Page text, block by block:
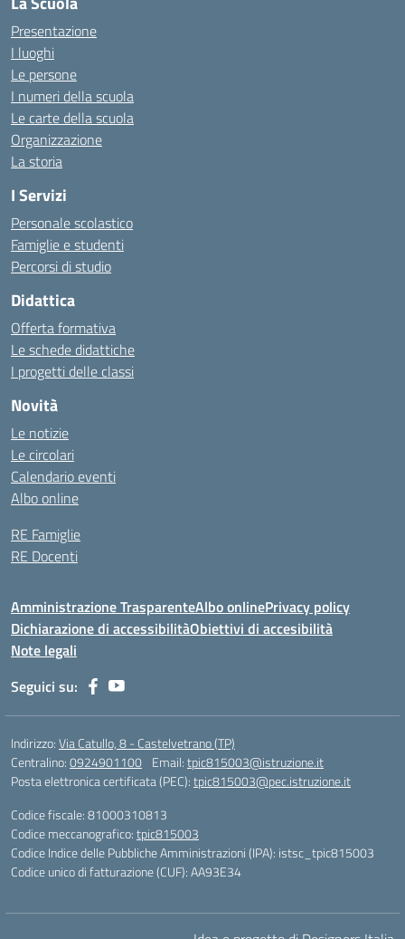
Presentazione
I luoghi
Le persone
I numeri della scuola
Le carte della scuola
Organizzazione
La storia
I Servizi
Personale scolastico
Famiglie e studenti
Percorsi di studio
Didattica
Offerta formativa
Le schede didattiche
I progetti delle classi
Novità
Le notizie
Le circolari
Calendario eventi
Albo online
RE Famiglie
RE Docenti
Amministrazione TrasparenteAlbo onlinePrivacy policy
Dichiarazione di accessibilitàObiettivi di accesibilità
Note legali
Seguici su:
Indirizzo:Via Catullo, 8 - Castelvetrano (TP)
Centralino:0924901100 Email:tpic815003@istruzione.it
Posta elettronica certificata (PEC):tpic815003@pec.istruzione.it
Codice fiscale: 81000310813
Codice meccanografico:tpic815003
Codice Indice delle Pubbliche Amministrazioni (IPA): istsc_tpic815003
Codice unico di fatturazione (CUF): AA93E34